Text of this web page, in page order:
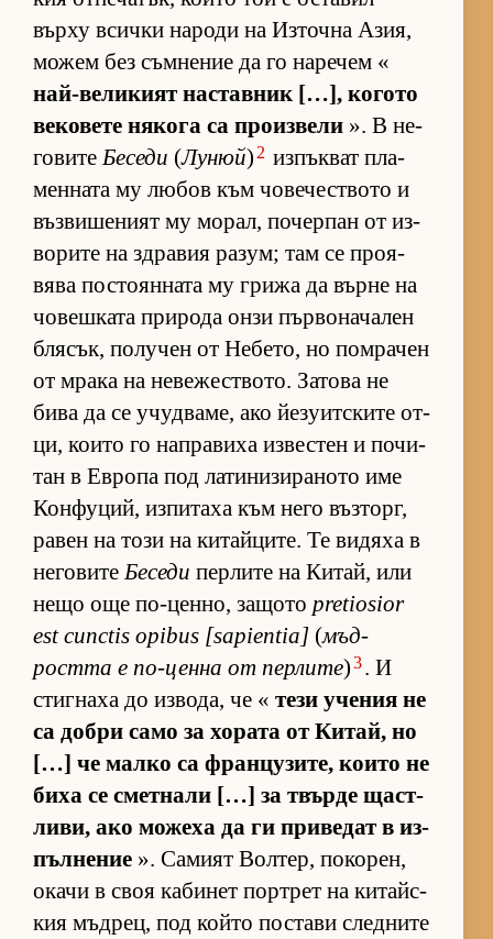
върху всички на­роди на Из­точна Азия,
мо­жем без съм­не­ние да го на­ре­чем «
най-ве­ли­кият нас­тав­ник […], ко­гото
ве­ко­вете ня­кога са про­из­вели ». В не­
го­вите Беседи (Лунюй) 2 из­пък­ват пла­
мен­ната му лю­бов към чо­ве­чес­т­вото и
въз­ви­ше­ният му мо­рал, по­чер­пан от из­
во­рите на здра­вия ра­зум; там се про­я­
вява пос­то­ян­ната му грижа да върне на
чо­веш­ката при­рода онзи пър­во­на­ча­лен
бля­сък, по­лу­чен от Не­бе­то, но пом­ра­чен
от мрака на не­ве­жес­т­во­то. За­това не
бива да се учуд­ва­ме, ако йе­зу­ит­с­ките от­
ци, ко­ито го нап­ра­виха из­вес­тен и по­чи­
тан в Ев­ропа под ла­ти­ни­зи­ра­ното име
Кон­фу­ций, из­пи­таха към него въз­торг,
ра­вен на този на ки­тай­ци­те. Те ви­дяха в
не­го­вите Беседи пер­лите на Ки­тай, или
нещо още по-цен­но, за­щото pretiosior
est cunctis opibus [sapientia] (мъд­
ростта е по-ценна от пер­лите)3. И
стиг­наха до из­во­да, че « тези уче­ния не
са добри само за хо­рата от Ки­тай, но
[…] че малко са фран­цу­зи­те, ко­ито не
биха се смет­нали […] за твърде щас­т­
ли­ви, ако мо­жеха да ги при­ве­дат в из­
пъл­не­ние ». Са­мият Вол­тер, по­ко­рен,
окачи в своя ка­би­нет пор­т­рет на ки­тайс­
кия мъд­рец, под който пос­тави след­ните